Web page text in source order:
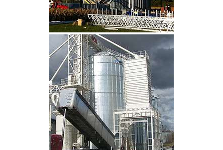
CLIQUEZ POUR AGRANDIR